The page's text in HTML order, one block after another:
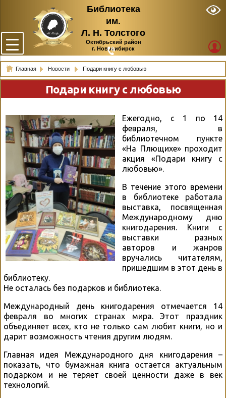
Библиотека
им.
Л. Н. Толстого
Октябрьский район
г. Новосибирск
Главная Новости Подари книгу с любовью
Подари книгу с любовью
Ежегодно, с 1 по 14
февраля, в
библиотечном пункте
«На Плющихе» проходит
акция «Подари книгу с
любовью».
В течение этого времени
в библиотеке работала
выставка, посвященная
Международному дню
книгодарения. Книги с
выставки разных
авторов и жанров
вручались читателям,
пришедшим в этот день в
библиотеку.
Не осталась без подарков и библиотека.
Международный день книгодарения отмечается 14
февраля во многих странах мира. Этот праздник
объединяет всех, кто не только сам любит книги, но и
дарит возможность чтения другим людям.
Главная идея Международного дня книгодарения –
показать, что бумажная книга остается актуальным
подарком и не теряет своей ценности даже в век
технологий.